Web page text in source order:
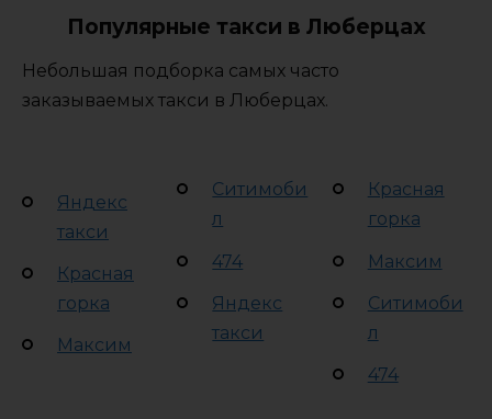
Популярные такси в Люберцах
Небольшая подборка самых часто
заказываемых такси в Люберцах.
Яндекс
такси
Красная
горка
Максим
Ситимоби
л
474
Яндекс
такси
Красная
горка
Максим
Ситимоби
л
474